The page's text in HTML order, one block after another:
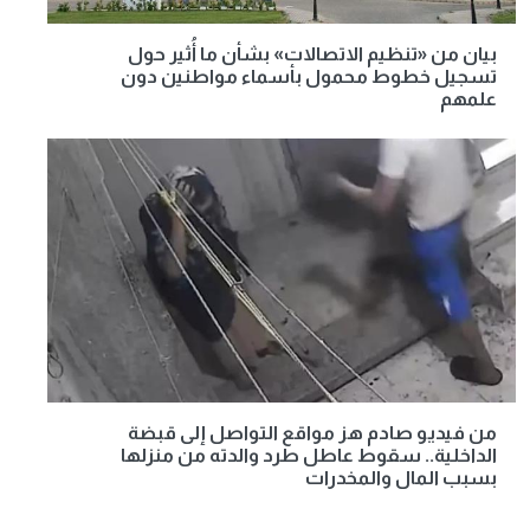
بيان من «تنظيم الاتصالات» بشأن ما أُثير حول
تسجيل خطوط محمول بأسماء مواطنين دون
علمهم
من فيديو صادم هز مواقع التواصل إلى قبضة
الداخلية.. سقوط عاطل طرد والدته من منزلها
بسبب المال والمخدرات